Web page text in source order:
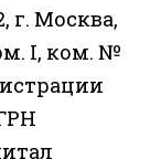
г. Москва,
I, ком. №